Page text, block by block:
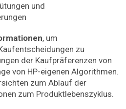
und
, um
zu
der Kaufpräferenzen von
von HP-eigenen Algorithmen.
zum Ablauf der
zum Produktlebenszyklus.